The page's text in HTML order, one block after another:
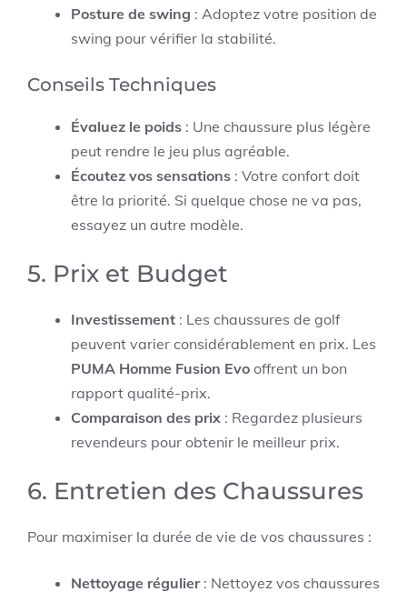
Posture de swing : Adoptez votre position de
swing pour vérifier la stabilité.
Conseils Techniques
Évaluez le poids : Une chaussure plus légère
peut rendre le jeu plus agréable.
Écoutez vos sensations : Votre confort doit
être la priorité. Si quelque chose ne va pas,
essayez un autre modèle.
5. Prix et Budget
Investissement : Les chaussures de golf
peuvent varier considérablement en prix. Les
PUMA Homme Fusion Evo offrent un bon
rapport qualité-prix.
Comparaison des prix : Regardez plusieurs
revendeurs pour obtenir le meilleur prix.
6. Entretien des Chaussures
Pour maximiser la durée de vie de vos chaussures :
Nettoyage régulier: Nettoyez vos chaussures